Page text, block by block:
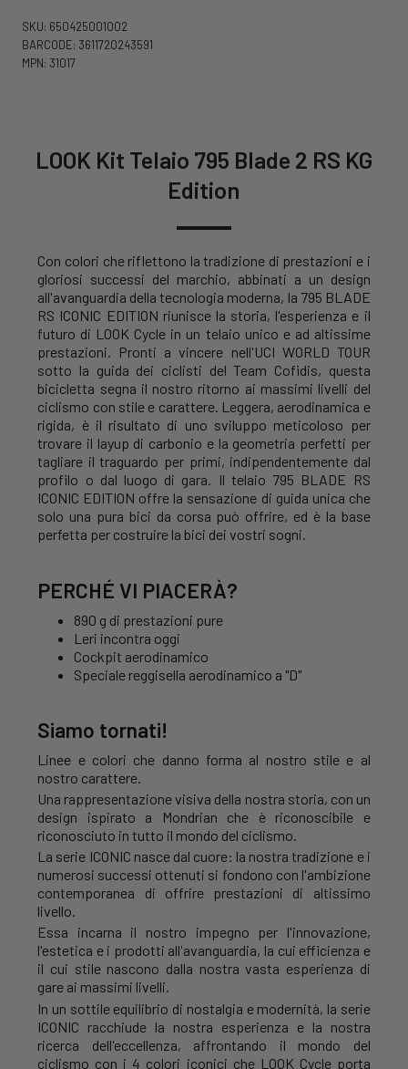
SKU: 650425001002
BARCODE: 3611720243591
MPN: 31017
LOOK Kit Telaio 795 Blade 2 RS KG
Edition
Con colori che riflettono la tradizione di prestazioni e i
gloriosi successi del marchio, abbinati a un design
all'avanguardia della tecnologia moderna, la 795 BLADE
RS ICONIC EDITION riunisce la storia, l'esperienza e il
futuro di LOOK Cycle in un telaio unico e ad altissime
prestazioni. Pronti a vincere nell'UCI WORLD TOUR
sotto la guida dei ciclisti del Team Cofidis, questa
bicicletta segna il nostro ritorno ai massimi livelli del
ciclismo con stile e carattere. Leggera, aerodinamica e
rigida, è il risultato di uno sviluppo meticoloso per
trovare il layup di carbonio e la geometria perfetti per
tagliare il traguardo per primi, indipendentemente dal
profilo o dal luogo di gara. Il telaio 795 BLADE RS
ICONIC EDITION offre la sensazione di guida unica che
solo una pura bici da corsa può offrire, ed è la base
perfetta per costruire la bici dei vostri sogni.
PERCHÉ VI PIACERÀ?
890 g di prestazioni pure
Leri incontra oggi
Cockpit aerodinamico
Speciale reggisella aerodinamico a "D"
Siamo tornati!
Linee e colori che danno forma al nostro stile e al
nostro carattere.
Una rappresentazione visiva della nostra storia, con un
design ispirato a Mondrian che è riconoscibile e
riconosciuto in tutto il mondo del ciclismo.
La serie ICONIC nasce dal cuore: la nostra tradizione e i
numerosi successi ottenuti si fondono con l'ambizione
contemporanea di offrire prestazioni di altissimo
livello.
Essa incarna il nostro impegno per l'innovazione,
l'estetica e i prodotti all'avanguardia, la cui efficienza e
il cui stile nascono dalla nostra vasta esperienza di
gare ai massimi livelli.
In un sottile equilibrio di nostalgia e modernità, la serie
ICONIC racchiude la nostra esperienza e la nostra
ricerca dell'eccellenza, affrontando il mondo del
ciclismo con i 4 colori iconici che LOOK Cycle porta